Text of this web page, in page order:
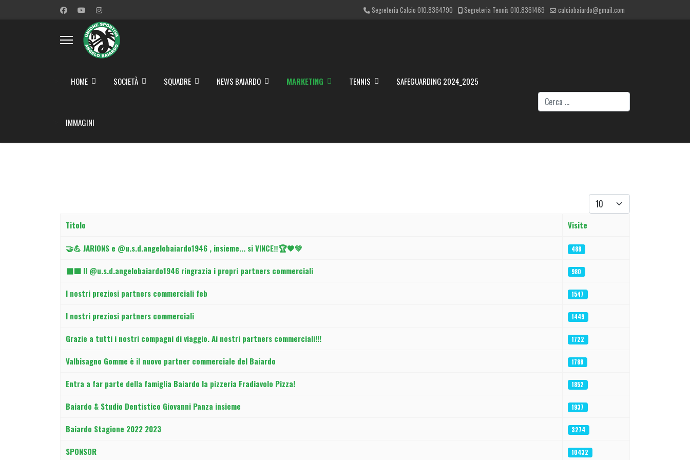
Segreteria Calcio 010.8364790 Segreteria Tennis 010.8361469 calciobaiardo@gmail.com
HOME SOCIETÀ SQUADRE NEWS BAIARDO MARKETING TENNIS SAFEGUARDING 2024_2025
IMMAGINI
Cerca
Visualizza #
Titolo Visite
🤝💪 JARIONS e @u.s.d.angelobaiardo1946 , insieme... si VINCE‼️🏆🖤💚 488
⬛🟩 Il @u.s.d.angelobaiardo1946 ringrazia i propri partners commerciali 980
I nostri preziosi partners commerciali feb 1547
I nostri preziosi partners commerciali 1449
Grazie a tutti i nostri compagni di viaggio. Ai nostri partners commerciali!!! 1722
Valbisagno Gomme è il nuovo partner commerciale del Baiardo 1788
Entra a far parte della famiglia Baiardo la pizzeria Fradiavolo Pizza! 1852
Baiardo & Studio Dentistico Giovanni Panza insieme 1937
Baiardo Stagione 2022 2023 3274
SPONSOR 10432